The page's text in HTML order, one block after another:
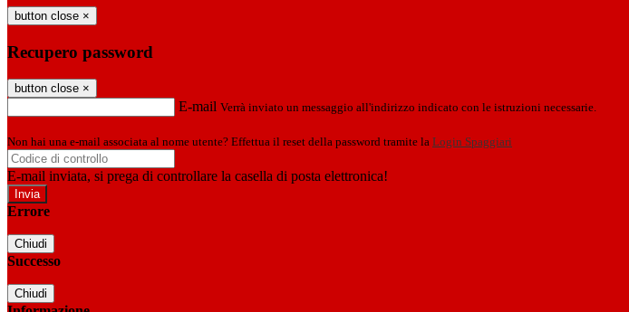
button close ×
Recupero password
button close ×
E-mail Verrà inviato un messaggio all'indirizzo indicato con le istruzioni necessarie.
Non hai una e-mail associata al nome utente? Effettua il reset della password tramite la Login Spaggiari
E-mail inviata, si prega di controllare la casella di posta elettronica!
Errore
Chiudi
Successo
Chiudi